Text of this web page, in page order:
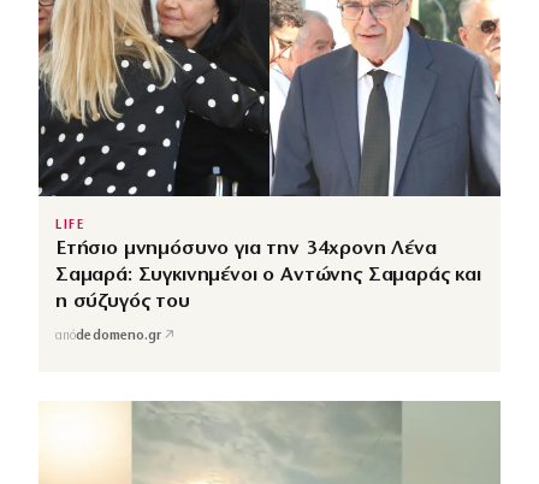
LIFE
Ετήσιο μνημόσυνο για την 34χρονη Λένα
Σαμαρά: Συγκινημένοι ο Αντώνης Σαμαράς και
η σύζυγός του
απόdedomeno.gr ↗